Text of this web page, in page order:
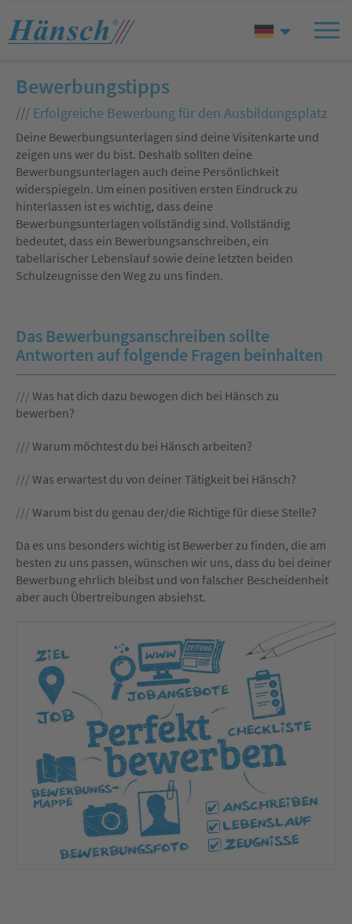
Bewerbungstipps
/// Erfolgreiche Bewerbung für den Ausbildungsplatz
Deine Bewerbungsunterlagen sind deine Visitenkarte und
zeigen uns wer du bist. Deshalb sollten deine
Bewerbungsunterlagen auch deine Persönlichkeit
widerspiegeln. Um einen positiven ersten Eindruck zu
hinterlassen ist es wichtig, dass deine
Bewerbungsunterlagen vollständig sind. Vollständig
bedeutet, dass ein Bewerbungsanschreiben, ein
tabellarischer Lebenslauf sowie deine letzten beiden
Schulzeugnisse den Weg zu uns finden.
Das Bewerbungsanschreiben sollte
Antworten auf folgende Fragen beinhalten
/// Was hat dich dazu bewogen dich bei Hänsch zu
bewerben?
/// Warum möchtest du bei Hänsch arbeiten?
/// Was erwartest du von deiner Tätigkeit bei Hänsch?
/// Warum bist du genau der/die Richtige für diese Stelle?
Da es uns besonders wichtig ist Bewerber zu finden, die am
besten zu uns passen, wünschen wir uns, dass du bei deiner
Bewerbung ehrlich bleibst und von falscher Bescheidenheit
aber auch Übertreibungen absiehst.